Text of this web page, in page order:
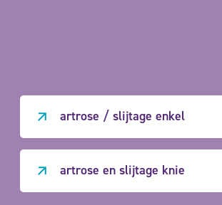
artrose / slijtage enkel
artrose en slijtage knie